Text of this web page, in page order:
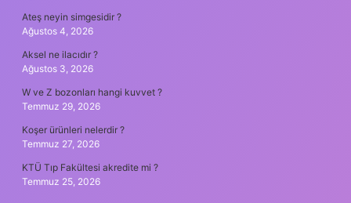
Ateş neyin simgesidir ?
Ağustos 4, 2026
Aksel ne ilacıdır ?
Ağustos 3, 2026
W ve Z bozonları hangi kuvvet ?
Temmuz 29, 2026
Koşer ürünleri nelerdir ?
Temmuz 27, 2026
KTÜ Tıp Fakültesi akredite mi ?
Temmuz 25, 2026